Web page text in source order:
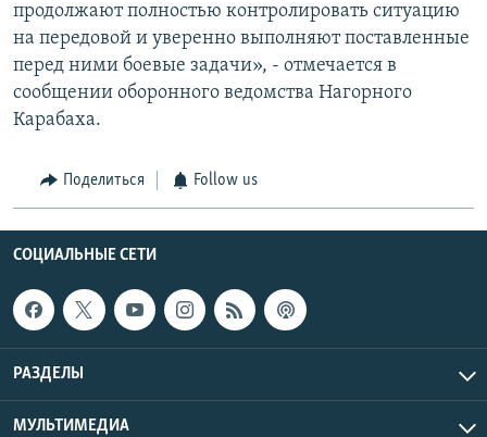
продолжают полностью контролировать ситуацию
на передовой и уверенно выполняют поставленные
перед ними боевые задачи», - отмечается в
сообщении оборонного ведомства Нагорного
Карабаха.
Поделиться Follow us
СОЦИАЛЬНЫЕ СЕТИ
РАЗДЕЛЫ
МУЛЬТИМЕДИА